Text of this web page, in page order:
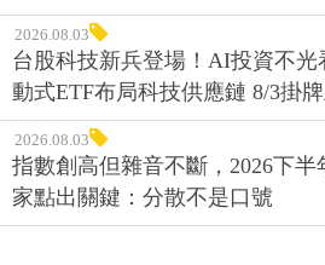
2026.08.03
台股科技新兵登場！AI投資不光
動式ETF布局科技供應鏈 8/3掛
2026.08.03
指數創高但雜音不斷，2026下
家點出關鍵：分散不是口號